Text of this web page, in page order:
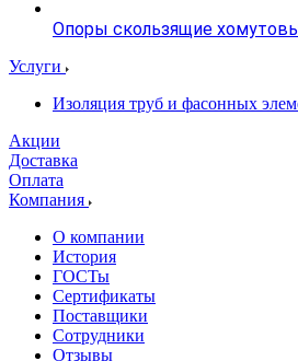
Опоры скользящие
Услуги
Изоляция труб и фасонных
Акции
Доставка
Оплата
Компания
О компании
История
ГОСТы
Сертификаты
Поставщики
Сотрудники
Отзывы